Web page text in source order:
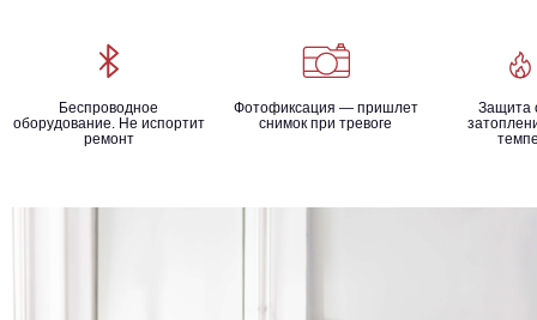
Беспроводное
оборудование. Не испортит
ремонт
Фотофиксация — пришлет
снимок при тревоге
Защита